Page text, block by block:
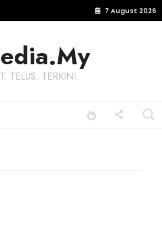
7 August 2026
TELUS. TERKINI.